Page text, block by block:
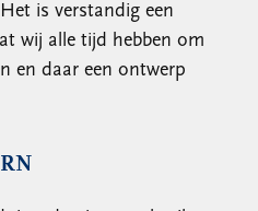
is verstandig een
wij alle tijd hebben om
en daar een ontwerp